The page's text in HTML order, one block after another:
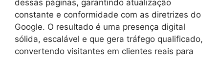
dessas páginas, garantindo atualização
constante e conformidade com as diretrizes do
Google. O resultado é uma presença digital
sólida, escalável e que gera tráfego qualificado,
convertendo visitantes em clientes reais para